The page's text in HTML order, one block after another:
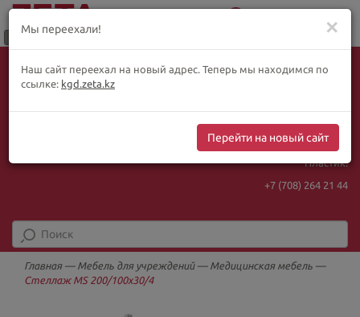
Меню
ҚАЗ
РУС
ENG
+ видеотрансляции:
Интернет-магазин:
+7 (708) 925 56
Пластик:
+7 (708) 264 21 44
Главная — Мебель для учреждений— Медицинская мебель —
Стеллаж MS 200/100х30/4
✕
Мы переехали!
Наш сайт переехал на новый адрес. Теперь мы находимся по
ссылке: kgd.zeta.kz
Перейти на новый сайт